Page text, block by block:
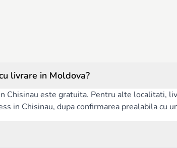
livrare in Moldova?
Chisinau este gratuita. Pentru alte localitati,
in Chisinau, dupa confirmarea prealabila cu